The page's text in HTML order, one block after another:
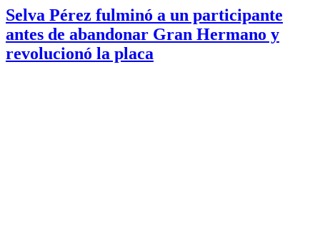
Selva Pérez fulminó a un participante
antes de abandonar Gran Hermano y
revolucionó la placa